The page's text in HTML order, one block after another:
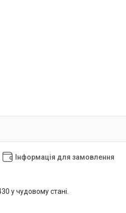
Інформація для замовлення
у чудовому стані.